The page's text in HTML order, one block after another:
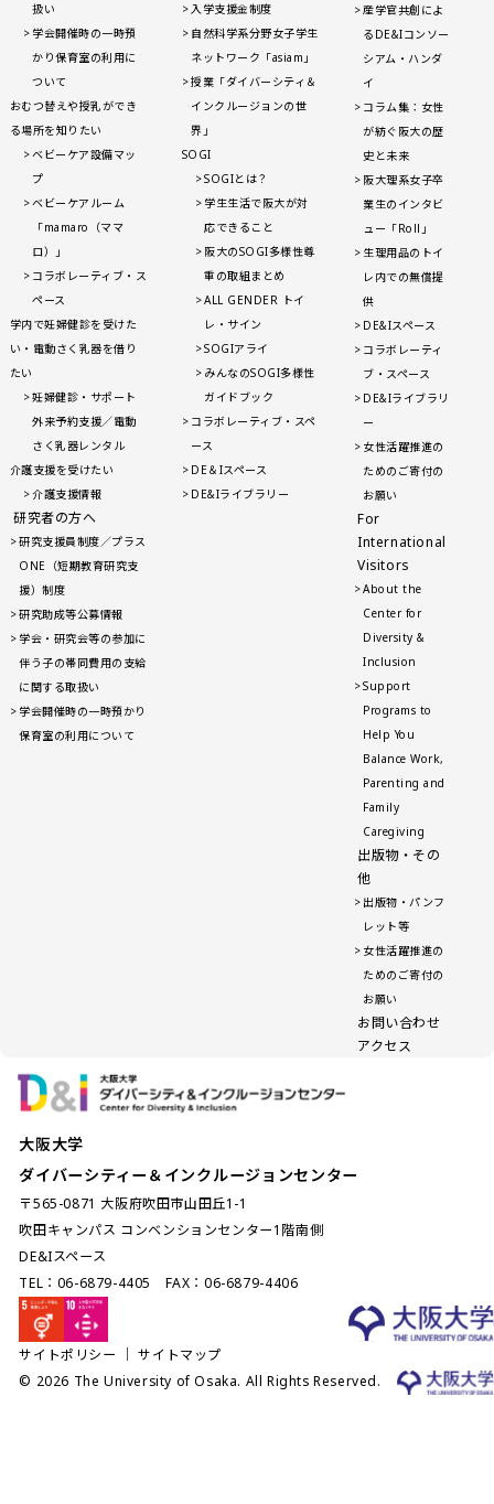
扱い
学会開催時の一時預
かり保育室の利用に
ついて
おむつ替えや授乳ができ
る場所を知りたい
ベビーケア設備マッ
プ
ベビーケアルーム
「mamaro（ママ
ロ）」
コラボレーティブ・ス
ペース
学内で妊婦健診を受けた
い・電動さく乳器を借り
たい
妊婦健診・サポート
外来予約支援／電動
さく乳器レンタル
介護支援を受けたい
介護支援情報
研究者の方へ
研究支援員制度／プラス
ONE（短期教育研究支
援）制度
研究助成等公募情報
学会・研究会等の参加に
伴う子の帯同費用の支給
に関する取扱い
学会開催時の一時預かり
保育室の利用について
入学支援金制度
自然科学系分野女子学生
ネットワーク「asiam」
授業「ダイバーシティ＆
インクルージョンの世
界」
SOGI
SOGIとは？
学生生活で阪大が対
応できること
阪大のSOGI多様性尊
重の取組まとめ
ALL GENDER トイ
レ・サイン
SOGIアライ
みんなのSOGI多様性
ガイドブック
コラボレーティブ・スペ
ース
DE＆Iスペース
DE&Iライブラリー
産学官共創によ
るDE&Iコンソー
シアム・ハンダ
イ
コラム集：女性
が紡ぐ阪大の歴
史と未来
阪大理系女子卒
業生のインタビ
ュー「Roll」
生理用品のトイ
レ内での無償提
供
DE&Iスペース
コラボレーティ
ブ・スペース
DE&Iライブラリ
ー
女性活躍推進の
ためのご寄付の
お願い
For
International
Visitors
About the
Center for
Diversity &
Inclusion
Support
Programs to
Help You
Balance Work,
Parenting and
Family
Caregiving
出版物・その
他
出版物・パンフ
レット等
女性活躍推進の
ためのご寄付の
お願い
お問い合わせ
アクセス
大阪大学
ダイバーシティー＆インクルージョンセンター
〒565-0871 大阪府吹田市山田丘1-1
吹田キャンパス コンベンションセンター1階南側
DE&Iスペース
TEL：06-6879-4405 FAX：06-6879-4406
サイトポリシー ｜サイトマップ
© 2026 The University of Osaka. All Rights Reserved.